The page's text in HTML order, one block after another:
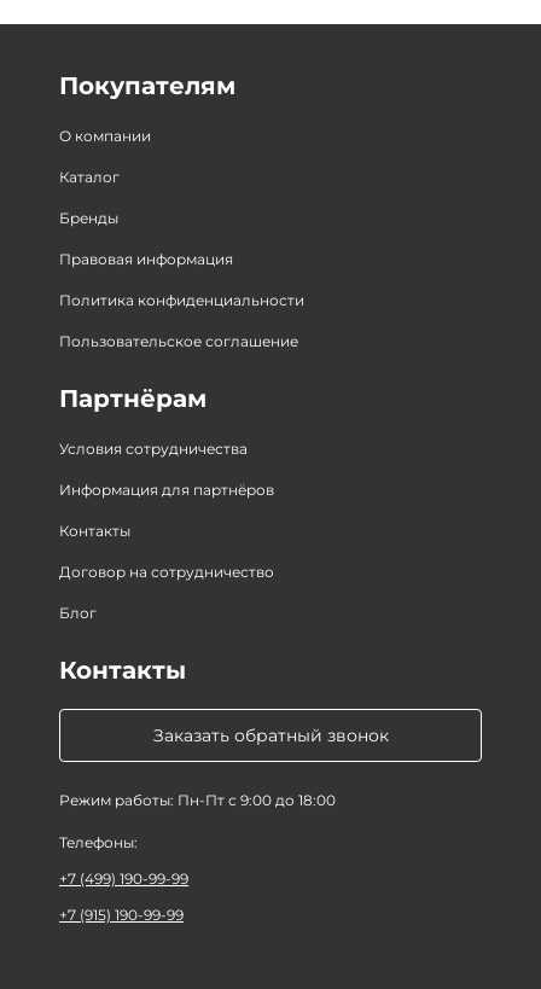
Покупателям
О компании
Каталог
Бренды
Правовая информация
Политика конфиденциальности
Пользовательское соглашение
Партнёрам
Условия сотрудничества
Информация для партнёров
Контакты
Договор на сотрудничество
Блог
Заказать обратный звонок
Режим работы: Пн-Пт с 9:00 до 18:00
Контакты
Телефоны:
+7 (499) 190-99-99
+7 (915) 190-99-99